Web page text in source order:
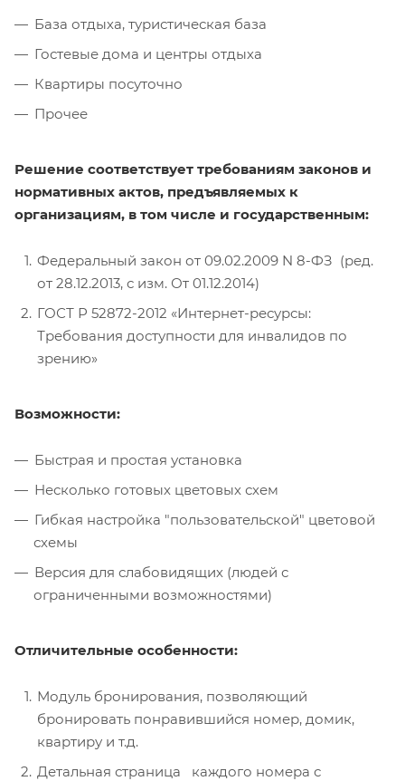
База отдыха, туристическая база
Гостевые дома и центры отдыха
Квартиры посуточно
Прочее
Решение соответствует требованиям законов и
нормативных актов, предъявляемых к
организациям, в том числе и государственным:
Федеральный закон от 09.02.2009 N 8-ФЗ (ред.
от 28.12.2013, с изм. От 01.12.2014)
ГОСТ Р 52872-2012 «Интернет-ресурсы:
Требования доступности для инвалидов по
зрению»
Возможности:
Быстрая и простая установка
Несколько готовых цветовых схем
Гибкая настройка "пользовательской" цветовой
схемы
Версия для слабовидящих (людей с
ограниченными возможностями)
Отличительные особенности:
Модуль бронирования, позволяющий
бронировать понравившийся номер, домик,
квартиру и т.д.
Детальная страница каждого номера с